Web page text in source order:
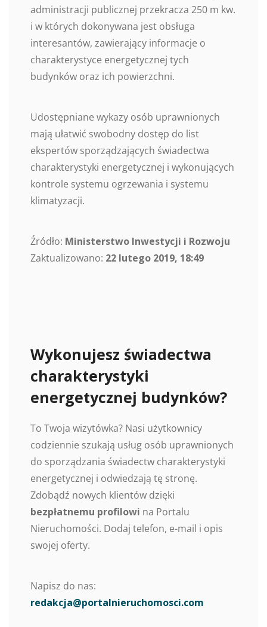
administracji publicznej przekracza 250 m kw.
i w których dokonywana jest obsługa
interesantów, zawierający informacje o
charakterystyce energetycznej tych
budynków oraz ich powierzchni.
Udostępniane wykazy osób uprawnionych
mają ułatwić swobodny dostęp do list
ekspertów sporządzających świadectwa
charakterystyki energetycznej i wykonujących
kontrole systemu ogrzewania i systemu
klimatyzacji.
Źródło: Ministerstwo Inwestycji i Rozwoju
Zaktualizowano: 22 lutego 2019, 18:49
Wykonujesz świadectwa
charakterystyki
energetycznej budynków?
To Twoja wizytówka? Nasi użytkownicy
codziennie szukają usług osób uprawnionych
do sporządzania świadectw charakterystyki
energetycznej i odwiedzają tę stronę.
Zdobądź nowych klientów dzięki
bezpłatnemu profilowi na Portalu
Nieruchomości. Dodaj telefon, e-mail i opis
swojej oferty.
Napisz do nas:
redakcja@portalnieruchomosci.com